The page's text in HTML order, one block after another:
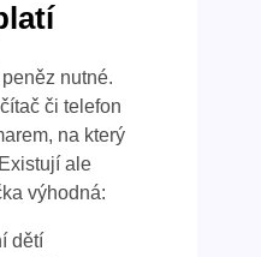
nutné.
či telefon
na který
ale
výhodná:
dětí